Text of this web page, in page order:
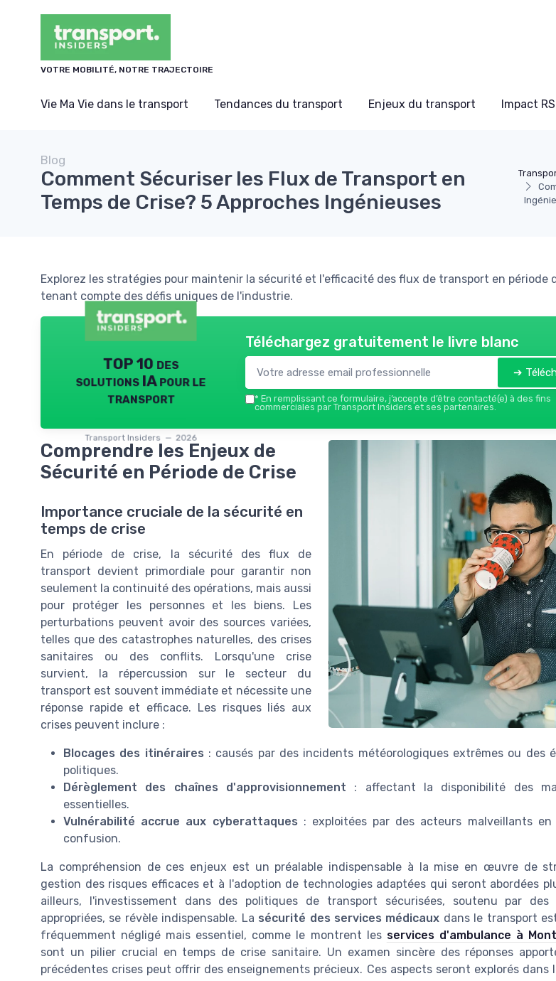
VOTRE MOBILITÉ, NOTRE TRAJECTOIRE
Vie Ma Vie dans le transport Tendances du transport Enjeux du transport Impact
Blog
Comment Sécuriser les Flux de Transport en
Temps de Crise? 5 Approches Ingénieuses
Explorez les stratégies pour maintenir la sécurité et l'efficacité des flux de transport en période
tenant compte des défis uniques de l'industrie.
TOP 10 des
solutions IA pour le
transport
Transport Insiders — 2026
Téléchargez gratuitement le livre blanc
➔
* En remplissant ce formulaire, j’accepte d’être contacté(e) à des fins
commerciales par Transport Insiders et ses partenaires.
Comprendre les Enjeux de
Sécurité en Période de Crise
Importance cruciale de la sécurité en
temps de crise
En période de crise, la sécurité des flux de
transport devient primordiale pour garantir non
seulement la continuité des opérations, mais aussi
pour protéger les personnes et les biens. Les
perturbations peuvent avoir des sources variées,
telles que des catastrophes naturelles, des crises
sanitaires ou des conflits. Lorsqu'une crise
survient, la répercussion sur le secteur du
transport est souvent immédiate et nécessite une
réponse rapide et efficace. Les risques liés aux
crises peuvent inclure :
Blocages des itinéraires : causés par des incidents météorologiques extrêmes ou des
politiques.
Dérèglement des chaînes d'approvisionnement : affectant la disponibilité des
essentielles.
Vulnérabilité accrue aux cyberattaques : exploitées par des acteurs malveillants en
confusion.
La compréhension de ces enjeux est un préalable indispensable à la mise en œuvre de
gestion des risques efficaces et à l'adoption de technologies adaptées qui seront abordées
ailleurs, l'investissement dans des politiques de transport sécurisées, soutenu par des
appropriées, se révèle indispensable. La sécurité des services médicaux dans le transport
fréquemment négligé mais essentiel, comme le montrent les services d'ambulance à
sont un pilier crucial en temps de crise sanitaire. Un examen sincère des réponses
précédentes crises peut offrir des enseignements précieux. Ces aspects seront explorés dans